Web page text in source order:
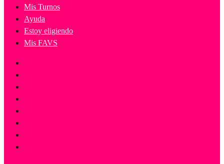
Mis Turnos
Ayuda
Estoy eligiendo
Mis FAVS